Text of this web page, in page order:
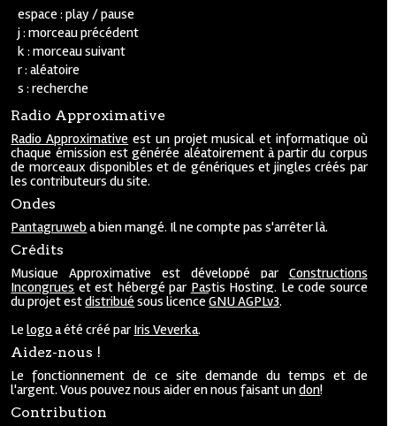
espace : play / pause
j : morceau précédent
k : morceau suivant
r : aléatoire
s : recherche
Radio Approximative
Radio Approximative est un projet musical et informatique où
chaque émission est générée aléatoirement à partir du corpus
de morceaux disponibles et de génériques et jingles créés par
les contributeurs du site.
Ondes
Pantagruweba bien mangé. Il ne compte pas s'arrêter là.
Crédits
Musique Approximative est développé par Constructions
Incongrues et est hébergé par Pastis Hosting. Le code source
du projet estdistribué sous licenceGNU AGPLv3.
Lelogoa été créé par Iris Veverka.
Aidez-nous !
Le fonctionnement de ce site demande du temps et de
l'argent. Vous pouvez nous aider en nous faisant undon!
Contribution